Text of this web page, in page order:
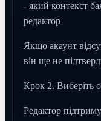
- який контекст
редактор
Якщо акаунт
він ще не
Крок 2. Виберіть
Редактор